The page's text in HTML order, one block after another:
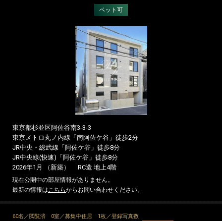
ペット可
東京都杉並区阿佐谷南3-3-3
東京メトロ丸ノ内線「南阿佐ケ谷」徒歩2分
JR中央・総武線「阿佐ケ谷」徒歩8分
JR中央線(快速)「阿佐ケ谷」徒歩8分
2026年1月 （新築）
RC造 地上4階
現在公開中の部屋情報がありません。
最新の情報はこちらからお問い合わせください。
60名／閲覧済 0室／募集中住居 1枚／登録写真数